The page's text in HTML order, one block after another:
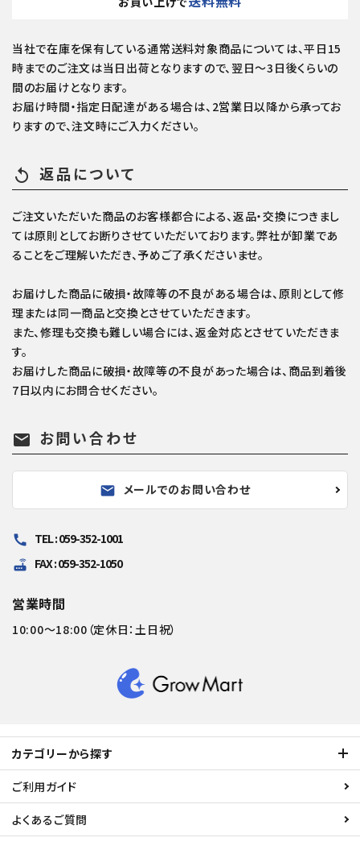
当社で在庫を保有している通常送料対象商品については、平日15
時までのご注文は当日出荷となりますので、翌日～3日後くらいの
間のお届けとなります。
お届け時間・指定日配達がある場合は、2営業日以降から承ってお
りますので、注文時にご入力ください。
replay 返品について
ご注文いただいた商品のお客様都合による、返品・交換につきまし
ては原則としてお断りさせていただいております。弊社が卸業であ
ることをご理解いただき、予めご了承くださいませ。
お届けした商品に破損・故障等の不良がある場合は、原則として修
理または同一商品と交換とさせていただきます。
また、修理も交換も難しい場合には、返金対応とさせていただきま
す。
お届けした商品に破損・故障等の不良があった場合は、商品到着後
7日以内にお問合せください。
mail お問い合わせ
mail メールでのお問い合わせ
call TEL : 059-352-1001
router FAX : 059-352-1050
営業時間
10:00～18:00（定休日：土日祝）
カテゴリーから探す
ご利用ガイド
よくあるご質問